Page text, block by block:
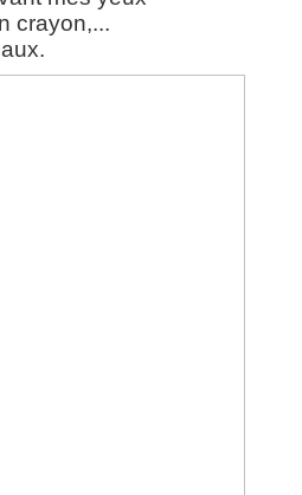
crayon,...